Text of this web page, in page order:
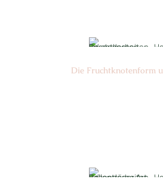
Die Frucht­knotenform